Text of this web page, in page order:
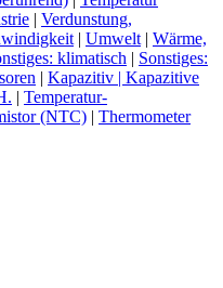
| Verdunstung,
| Umwelt | Wärme,
klimatisch | Sonstiges:
| Kapazitiv | Kapazitive
| Temperatur-
(NTC) | Thermometer